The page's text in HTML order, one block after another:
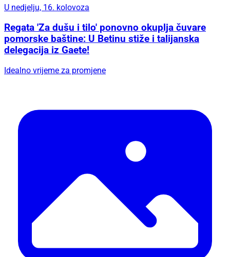
U nedjelju, 16. kolovoza
Regata 'Za dušu i tilo' ponovno okuplja čuvare
pomorske baštine: U Betinu stiže i talijanska
delegacija iz Gaete!
Idealno vrijeme za promjene